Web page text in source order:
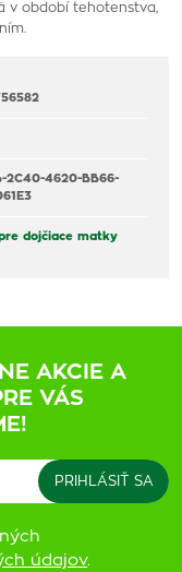
v období tehotenstva,
2C40-4620-BB66-
dojčiace matky
AKCIE A
VÁS
údajov.